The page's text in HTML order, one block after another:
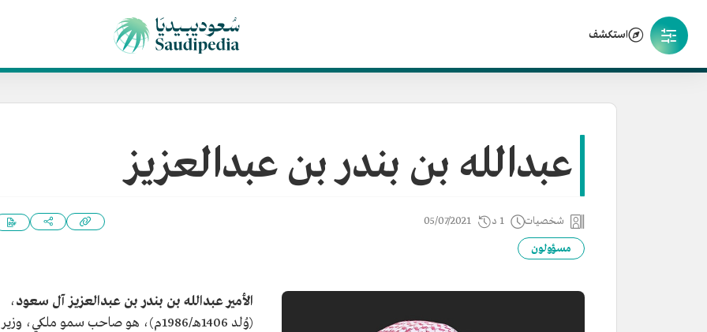
استكشف
عبدالله بن بندر بن عبدالعزيز
شخصيات 1 د 05/07/2021
مسؤولون
الأمير عبدالله بن بندر بن عبدالعزيز آل سعود،
(وُلد 1406هـ/1986م)، هو صاحب سمو ملكي، وزير